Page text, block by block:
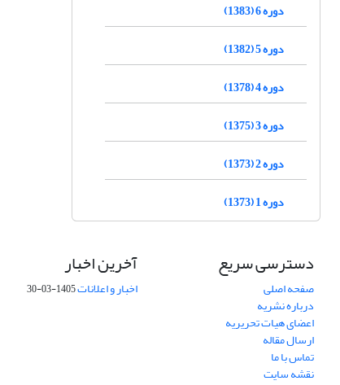
دوره 6 (1383)
دوره 5 (1382)
دوره 4 (1378)
دوره 3 (1375)
دوره 2 (1373)
دوره 1 (1373)
دسترسی سریع
صفحه اصلی
درباره نشریه
اعضای هیات تحریریه
ارسال مقاله
تماس با ما
نقشه سایت
آخرین اخبار
اخبار و اعلانات1405-03-30